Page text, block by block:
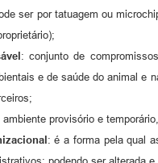
ser por tatuagem ou
: conjunto de
e de saúde do animal e
ambiente provisório e
: é a forma pela qual
podendo ser alterada